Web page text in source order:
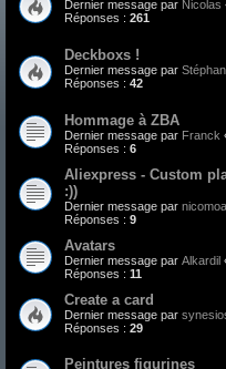
Dernier message par Nicolas
Réponses : 261
Deckboxs !
Dernier message par
Réponses : 42
Hommage à ZBA
Dernier message par Franck
Réponses : 6
Aliexpress - Custom
:))
Dernier message par nicomoa
Réponses : 9
Avatars
Dernier message par Alkardil
Réponses : 11
Create a card
Dernier message par
Réponses : 29
Peintures figurines